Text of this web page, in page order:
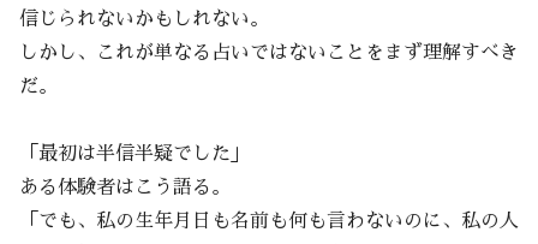
信じられないかもしれない。
しかし、これが単なる占いではないことをまず理解すべき
だ。
「最初は半信半疑でした」
ある体験者はこう語る。
「でも、私の生年月日も名前も何も言わないのに、私の人